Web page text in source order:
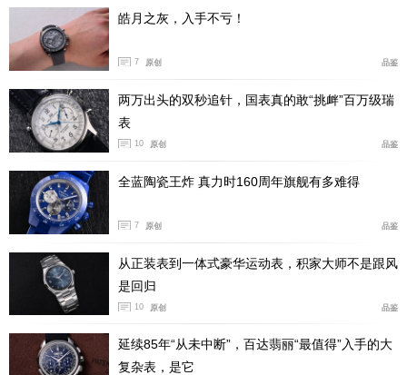
皓月之灰，入手不亏！
7 原创 品鉴
两万出头的双秒追针，国表真的敢“挑衅”百万级瑞
表
10 原创 品鉴
全蓝陶瓷王炸 真力时160周年旗舰有多难得
7 原创 品鉴
从正装表到一体式豪华运动表，积家大师不是跟风
是回归
10 原创 品鉴
延续85年“从未中断”，百达翡丽“最值得”入手的大
复杂表，是它